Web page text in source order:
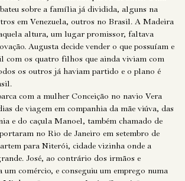
sobre a família já dividida, alguns na
em Venezuela, outros no Brasil. A Madeira
altura, um lugar promissor, faltava
Augusta decide vender o que possuíam e
com os quatro filhos que ainda viviam com
os outros já haviam partido e o plano é
com a mulher Conceição no navio Vera
de viagem em companhia da mãe viúva, das
e do caçula Manoel, também chamado de
no Rio de Janeiro em setembro de
para Niterói, cidade vizinha onde a
José, ao contrário dos irmãos e
um comércio, e conseguiu um emprego numa